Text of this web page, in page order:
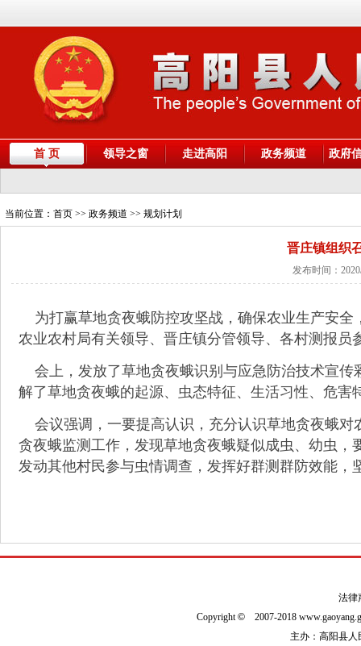
首 页 领导之窗 走进高阳 政务频道 政府
当前位置： 首页 >> 政务频道 >> 规划计划
晋庄镇组织
发布时间：
为打赢草地贪夜蛾防控攻坚战，确保农业生产安
农业农村局有关领导、晋庄镇分管领导、各村测报员
会上，发放了草地贪夜蛾识别与应急防治技术宣传
解了草地贪夜蛾的起源、虫态特征、生活习性、危
会议强调，一要提高认识，充分认识草地贪夜蛾对
贪夜蛾监测工作，发现草地贪夜蛾疑似成虫、幼虫
发动其他村民参与虫情调查，发挥好群测群防效能，
法律
Copyright© 2007-2018
主办：高阳县人